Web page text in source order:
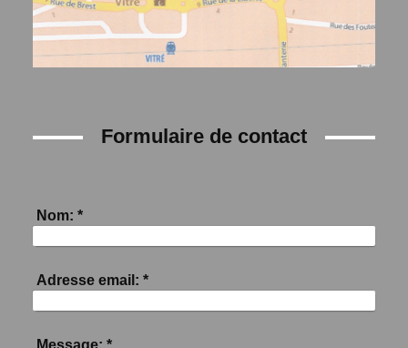
Formulaire de contact
Nom: *
Adresse email: *